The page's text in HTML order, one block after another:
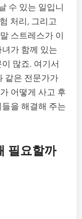
수 있는 일입니
처리, 그리고
스트레스가 이
가 함께 있는
많죠. 여기서
같은 전문가가
어떻게 사고 후
을 해결해 주는
필요할까